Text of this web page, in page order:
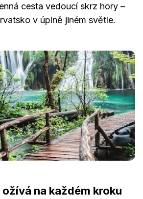
cesta vedoucí skrz hory –
v úplně jiném světle.
na každém kroku